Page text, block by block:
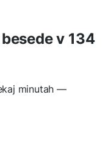
v 134
minutah —